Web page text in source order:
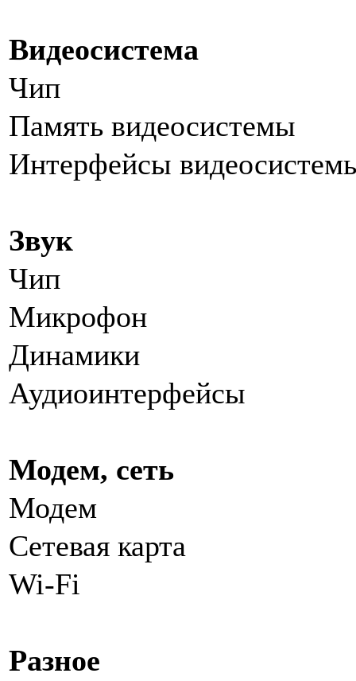
Видеосистема
Чип
Память видеосистемы
Интерфейсы
Звук
Чип
Микрофон
Динамики
Аудиоинтерфейсы
Модем, сеть
Модем
Сетевая карта
Wi-Fi
Разное